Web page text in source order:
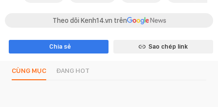
Theo dõi Kenh14.vn trên
Chia sẻ Sao chép link
CÙNG MỤC ĐANG HOT